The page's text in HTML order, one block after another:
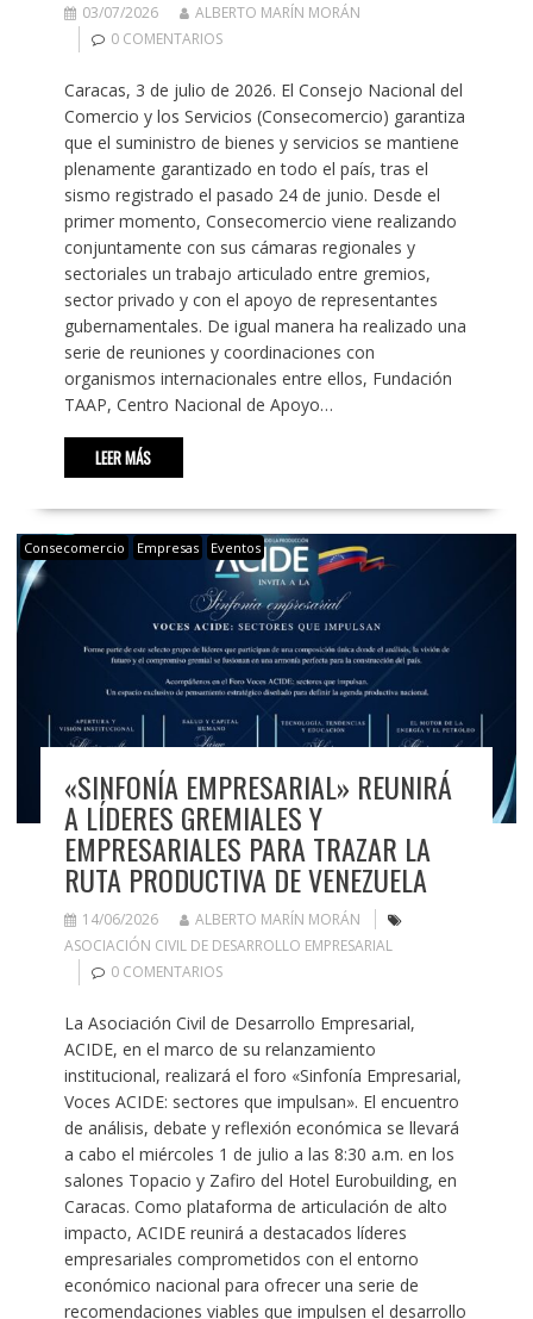
03/07/2026
ALBERTO MARÍN MORÁN
0 COMENTARIOS
Caracas, 3 de julio de 2026. El Consejo Nacional del
Comercio y los Servicios (Consecomercio) garantiza
que el suministro de bienes y servicios se mantiene
plenamente garantizado en todo el país, tras el
sismo registrado el pasado 24 de junio. Desde el
primer momento, Consecomercio viene realizando
conjuntamente con sus cámaras regionales y
sectoriales un trabajo articulado entre gremios,
sector privado y con el apoyo de representantes
gubernamentales. De igual manera ha realizado una
serie de reuniones y coordinaciones con
organismos internacionales entre ellos, Fundación
TAAP, Centro Nacional de Apoyo…
LEER MÁS
Consecomercio Empresas Eventos
«SINFONÍA EMPRESARIAL» REUNIRÁ
A LÍDERES GREMIALES Y
EMPRESARIALES PARA TRAZAR LA
RUTA PRODUCTIVA DE VENEZUELA
14/06/2026
ALBERTO MARÍN MORÁN
ASOCIACIÓN CIVIL DE DESARROLLO EMPRESARIAL
0 COMENTARIOS
La Asociación Civil de Desarrollo Empresarial,
ACIDE, en el marco de su relanzamiento
institucional, realizará el foro «Sinfonía Empresarial,
Voces ACIDE: sectores que impulsan». El encuentro
de análisis, debate y reflexión económica se llevará
a cabo el miércoles 1 de julio a las 8:30 a.m. en los
salones Topacio y Zafiro del Hotel Eurobuilding, en
Caracas. Como plataforma de articulación de alto
impacto, ACIDE reunirá a destacados líderes
empresariales comprometidos con el entorno
económico nacional para ofrecer una serie de
recomendaciones viables que impulsen el desarrollo